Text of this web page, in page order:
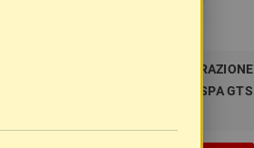
COLLETTORE ASPIRAZIONE
125 X EVO - 125 VESPA GTS